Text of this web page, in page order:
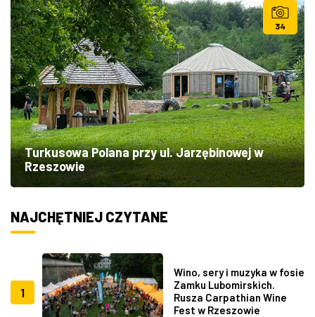
34
Turkusowa Polana przy ul. Jarzębinowej w
Rzeszowie
NAJCHĘTNIEJ CZYTANE
1
Wino, sery i muzyka w fosie
Zamku Lubomirskich.
Rusza Carpathian Wine
Fest w Rzeszowie